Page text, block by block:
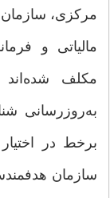
مرکزی، سازمان
مالیاتی و
مکلف شده‌اند
به‌روزرسانی
برخط در
سازمان